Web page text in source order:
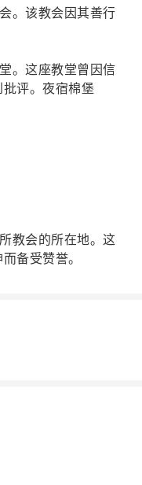
。该教会因其善行
。这座教堂曾因信
评。夜宿棉堡
教会的所在地。这
备受赞誉。